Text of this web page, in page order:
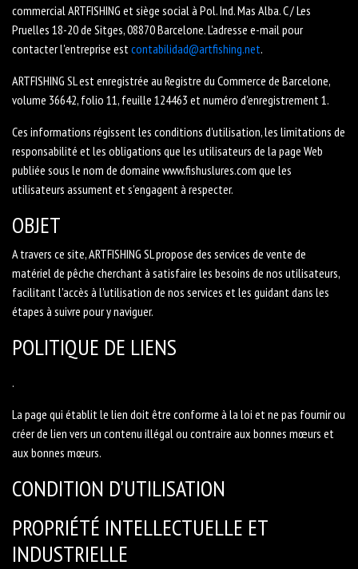
commercial ARTFISHING et siège social à Pol. Ind. Mas Alba. C / Les
Pruelles 18-20 de Sitges, 08870 Barcelone. L'adresse e-mail pour
contacter l'entreprise estcontabilidad@artfishing.net.
ARTFISHING SL est enregistrée au Registre du Commerce de Barcelone,
volume 36642, folio 11, feuille 124463 et numéro d'enregistrement 1.
Ces informations régissent les conditions d'utilisation, les limitations de
responsabilité et les obligations que les utilisateurs de la page Web
publiée sous le nom de domaine www.fishuslures.com que les
utilisateurs assument et s'engagent à respecter.
OBJET
A travers ce site, ARTFISHING SL propose des services de vente de
matériel de pêche cherchant à satisfaire les besoins de nos utilisateurs,
facilitant l'accès à l'utilisation de nos services et les guidant dans les
étapes à suivre pour y naviguer.
POLITIQUE DE LIENS
.
La page qui établit le lien doit être conforme à la loi et ne pas fournir ou
créer de lien vers un contenu illégal ou contraire aux bonnes mœurs et
aux bonnes mœurs.
CONDITION D'UTILISATION
PROPRIÉTÉ INTELLECTUELLE ET
INDUSTRIELLE